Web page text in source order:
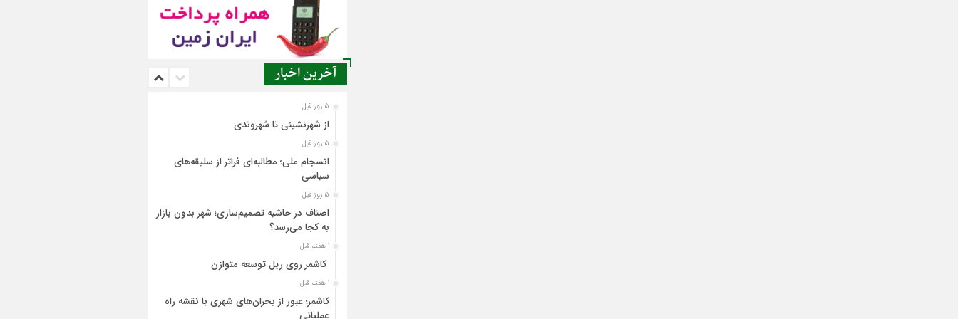
آخرین اخبار
5 روز قبل
از شهرنشینی تا شهروندی
5 روز قبل
انسجام ملی؛ مطالبه‌ای فراتر از سلیقه‌های
سیاسی
5 روز قبل
اصناف در حاشیه تصمیم‌سازی؛ شهر بدون بازار
به کجا می‌رسد؟
1 هفته قبل
کاشمر روی ریل توسعه متوازن
1 هفته قبل
کاشمر؛ عبور از بحران‌های شهری با نقشه راه
عملیاتی